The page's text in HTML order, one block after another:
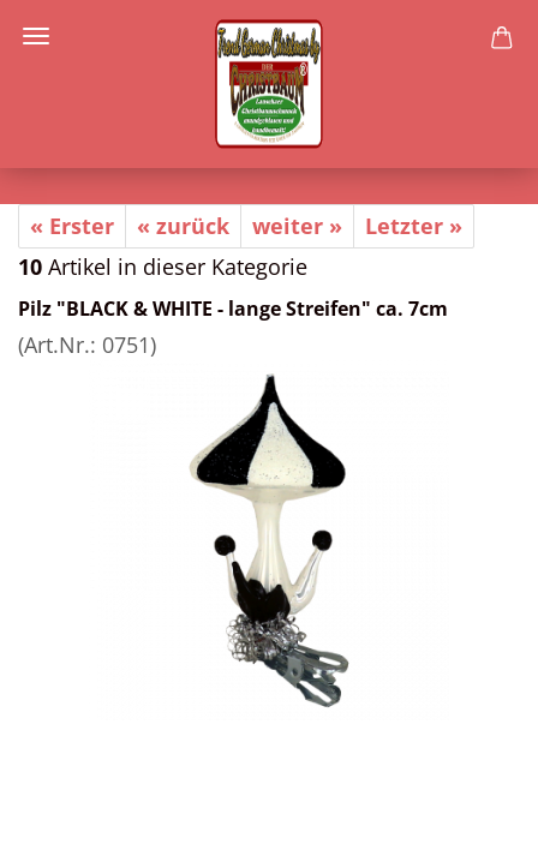
« Erster « zurück weiter »
Letzter »
10 Artikel in dieser Kategorie
Pilz "BLACK & WHITE - lange Streifen" ca. 7cm
(Art.Nr.: 0751)